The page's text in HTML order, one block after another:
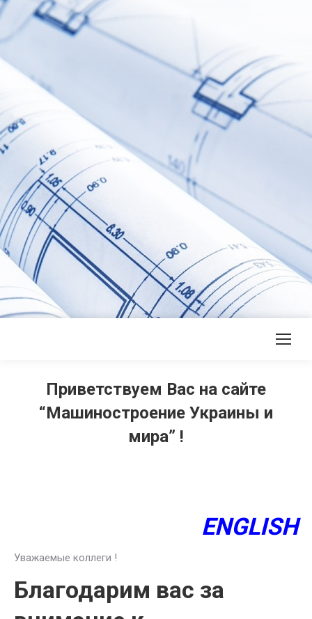
Приветствуем Вас на сайте
“Машиностроение Украины и
мира” !
ENGLISH
Уважаемые коллеги !
Благодарим вас за